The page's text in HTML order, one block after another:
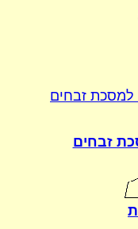
למסכת זבחים
זבחים